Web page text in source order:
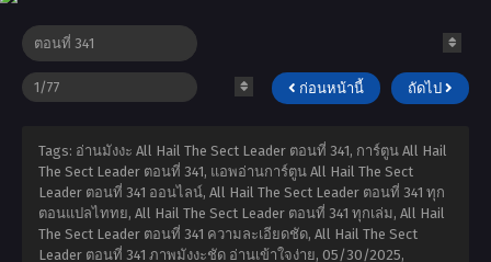
ก่อนหน้านี้ ถัดไป
Tags: อ่านมังงะ All Hail The Sect Leader ตอนที่ 341, การ์ตูน All Hail
The Sect Leader ตอนที่ 341, แอพอ่านการ์ตูน All Hail The Sect
Leader ตอนที่ 341 ออนไลน์, All Hail The Sect Leader ตอนที่ 341 ทุก
ตอนแปลไททย, All Hail The Sect Leader ตอนที่ 341 ทุกเล่ม, All Hail
The Sect Leader ตอนที่ 341 ความละเอียดชัด, All Hail The Sect
Leader ตอนที่ 341 ภาพมังงะชัด อ่านเข้าใจง่าย, 05/30/2025,